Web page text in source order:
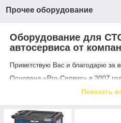
Прочее оборудование
Оборудование для
автосервиса от
Приветствую Вас и благодарю за
Основана «Pro-Сервис» в 2007
партнером для своих клиентом,
регионе, но и во многих других
Показать